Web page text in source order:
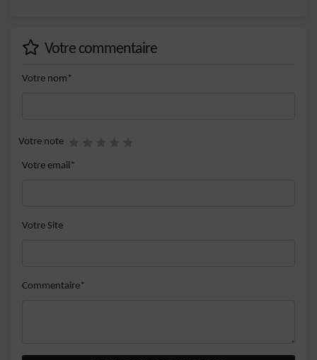
Votre commentaire
Votre nom*
Votre note
Votre email*
Votre Site
Commentaire*